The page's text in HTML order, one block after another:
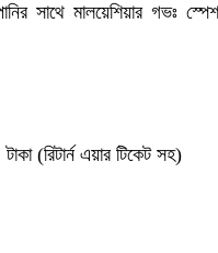
সাথে মালয়েশিয়ার গভঃ
এয়ার টিকেট সহ)